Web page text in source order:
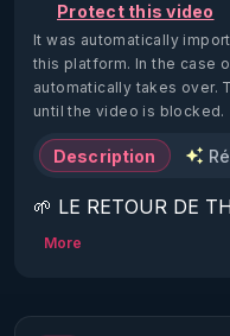
Protect this video
It was automatically
this platform. In the case
automatically takes over.
until the video is blocked.
Description
🌱 LE RETOUR DE
2022)!
https://www.rgnr.fr/
More